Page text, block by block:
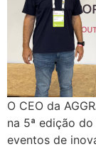
O CEO da
na 5ª edição
eventos de